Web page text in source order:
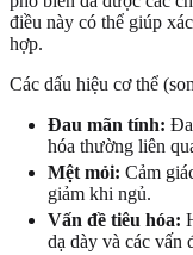
điều này có thể giúp
hợp.
Các dấu hiệu cơ thể
Đau mãn tính:
hóa thường liên
Mệt mỏi: Cảm
giảm khi ngủ.
Vấn đề tiêu hóa:
dạ dày và các vấn